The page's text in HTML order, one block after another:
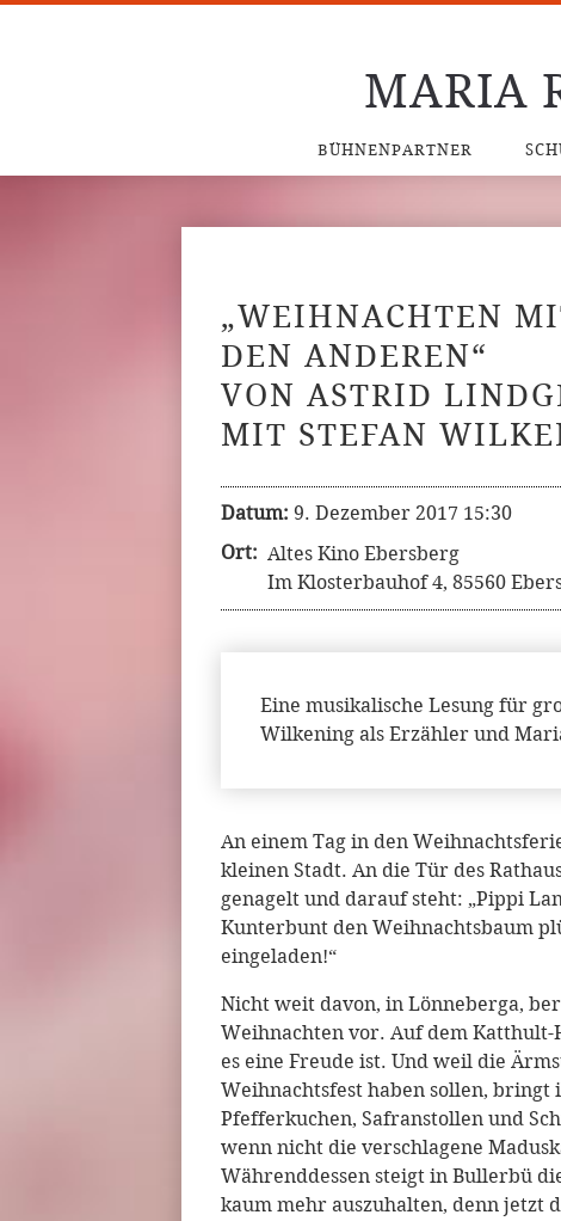
MARIA
BÜHNENPARTNER
„WEIHNACHTEN
DEN ANDEREN“
VON ASTRID
MIT STEFAN
Datum: 9. Dezember 2017 15:30
Ort: Altes Kino Ebersberg
Im Klosterbauhof 4, 85560
Eine musikalische Lesung für
Wilkening als Erzähler und
An einem Tag in den
kleinen Stadt. An die Tür des
genagelt und darauf steht: „Pippi
Kunterbunt den Weihnachtsbaum
eingeladen!“
Nicht weit davon, in Lönneberga,
Weihnachten vor. Auf dem
es eine Freude ist. Und weil die
Weihnachtsfest haben sollen, bringt
Pfefferkuchen, Safranstollen und
wenn nicht die verschlagene
Währenddessen steigt in Bullerbü
kaum mehr auszuhalten, denn jetzt